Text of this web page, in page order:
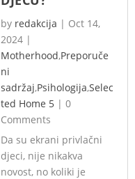
by redakcija | Oct 14,
2024 |
Motherhood,Preporuče
ni
sadržaj,Psihologija,Selec
ted Home 5 | 0
Comments
Da su ekrani privlačni
djeci, nije nikakva
novost, no koliki je